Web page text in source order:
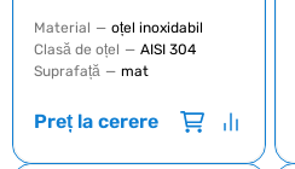
Material — oțel inoxidabil
Clasă de oțel — AISI 304
Suprafață — mat
Preț la cerere